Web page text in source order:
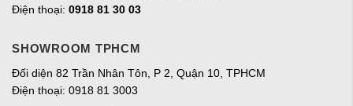
Điện thoại: 0918 81 30 03
SHOWROOM TPHCM
Đối diện 82 Trần Nhân Tôn, P 2, Quận 10, TPHCM
Điện thoại: 0918 81 3003